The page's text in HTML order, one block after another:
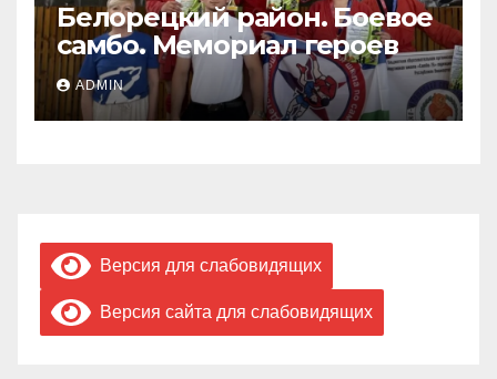
Белорецкий район. Боевое
самбо. Мемориал героев
ADMIN
Версия для слабовидящих
Версия сайта для слабовидящих